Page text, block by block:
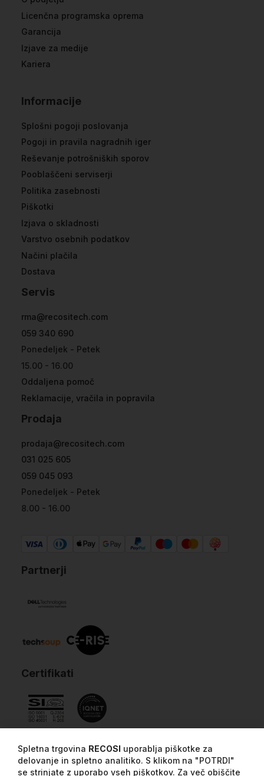
Licenčna programska oprema
Garancija
Izjave za medije
Kariera
Informacije
Splošni pogoji poslovanja
Pogoji in pravila nagradnih iger
Reševanje potrošniških sporov
Pooblaščeni serviserji
Politika zasebnosti
Piškotki
Izjava o skladnosti
Varstvo osebnih podatkov
Načini plačila
Dostava
Servis
rma@recositech.com
059 340 690
Ponedeljek - Petek
15.00 - 16.00
Oddaljena pomoč
Reklamacije, vračila in popravila
Prodaja
prodaja@recositech.com
031 025 605
059 045 093
Ponedeljek - Petek
8.00 - 16.00
Partnerji
Certifikati
Spletna trgovina RECOSI uporablja piškotke za
delovanje in spletno analitiko. S klikom na "POTRDI"
se strinjate z uporabo vseh piškotkov. Za več obiščite